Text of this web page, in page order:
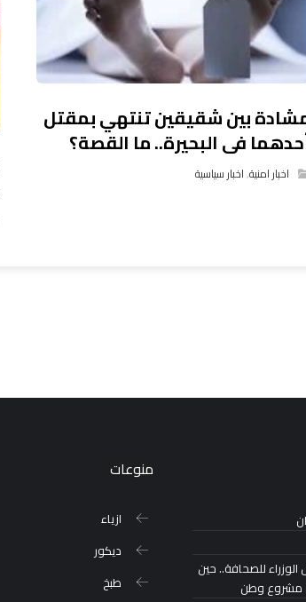
بين شقيقين تنتهي بمقتل
فى البحيرة.. ما القصة؟
اخبار امنية,اخبار سياسية
للصحافة.. حين
مشروع وطن
منوعات
ازياء
ديكور
طبخ